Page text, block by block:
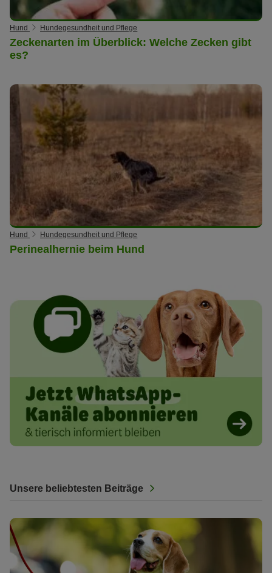
Hund Hundegesundheit und Pflege
Zeckenarten im Überblick: Welche Zecken gibt
es?
Hund Hundegesundheit und Pflege
Perinealhernie beim Hund
Unsere beliebtesten Beiträge